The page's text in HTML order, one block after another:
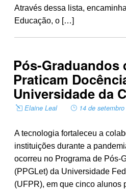
Através dessa lista,
Educação, o […]
Pós-Graduandos
Praticam
Universidade da
Elaine Leal
A tecnologia fortaleceu a
instituições durante a
ocorreu no Programa de Pós-
(PPGLet) da Universidade
(UFPR), em que cinco alunos